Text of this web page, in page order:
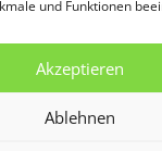
und Funktionen
Akzeptieren
Ablehnen